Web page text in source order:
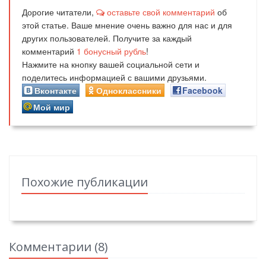
Дорогие читатели, оставьте свой комментарий об
этой статье. Ваше мнение очень важно для нас и для
других пользователей. Получите за каждый
комментарий 1 бонусный рубль!
Нажмите на кнопку вашей социальной сети и
поделитесь информацией с вашими друзьями.
Вконтакте
Одноклассники
Facebook
Мой мир
Похожие публикации
Комментарии (8)